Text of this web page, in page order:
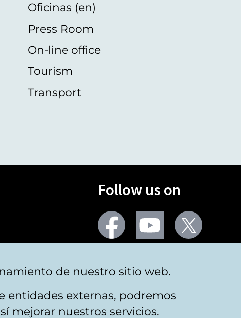
Oficinas (en)
Press Room
On-line office
Tourism
Transport
Follow us on
Facebook Youtube
de nuestro sitio web.
entidades externas, podremos
mejorar nuestros servicios.